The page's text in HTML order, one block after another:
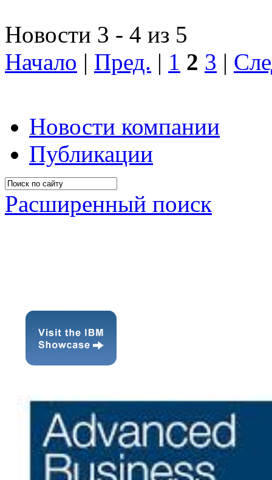
Новости 3 - 4 из 5
Начало | Пред. | 1 2 3 |
Новости компании
Публикации
Расширенный поиск